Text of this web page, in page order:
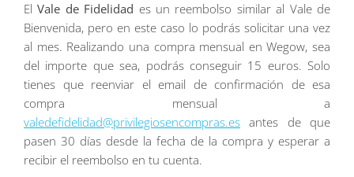
ElVale de Fidelidad es un reembolso similar al Vale de
Bienvenida, pero en este caso lo podrás solicitar una vez
al mes. Realizando una compra mensual en Wegow, sea
del importe que sea, podrás conseguir 15 euros. Solo
tienes que reenviar el email de confirmación de esa
compra mensual a
valedefidelidad@privilegiosencompras.es antes de que
pasen 30 días desde la fecha de la compra y esperar a
recibir el reembolso en tu cuenta.